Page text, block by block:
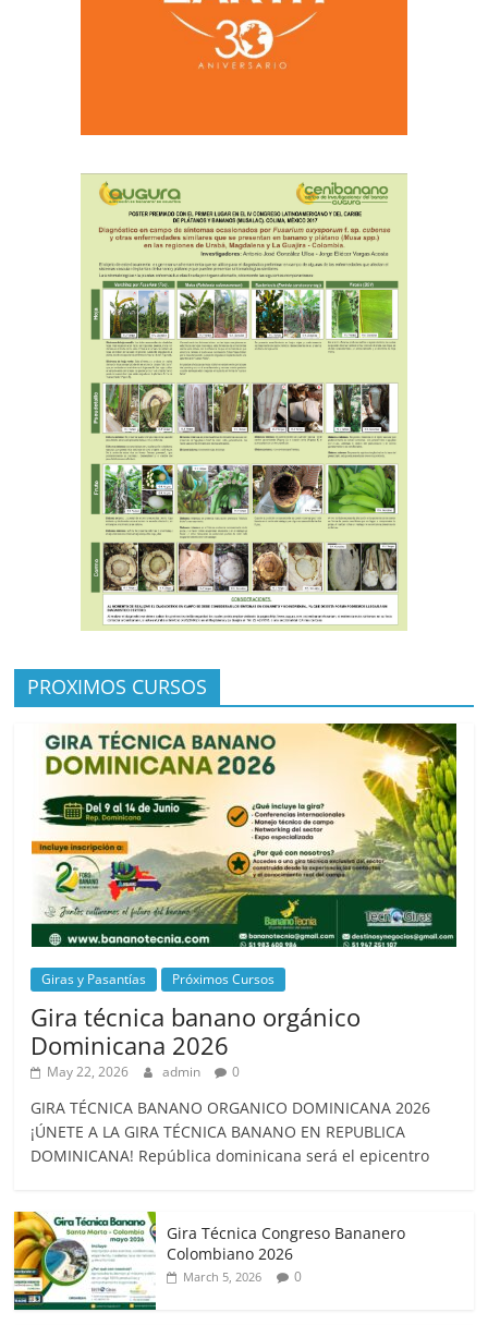
PROXIMOS CURSOS
Giras y Pasantías Próximos Cursos
Gira técnica banano orgánico
Dominicana 2026
May 22, 2026 admin 0
GIRA TÉCNICA BANANO ORGANICO DOMINICANA 2026
¡ÚNETE A LA GIRA TÉCNICA BANANO EN REPUBLICA
DOMINICANA! República dominicana será el epicentro
Gira Técnica Congreso Bananero
Colombiano 2026
March 5, 2026 0